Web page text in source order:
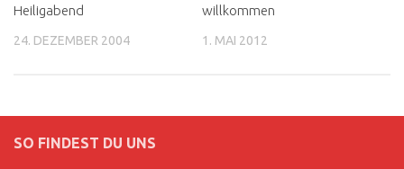
Heiligabend
24. DEZEMBER 2004
willkommen
1. MAI 2012
SO FINDEST DU UNS